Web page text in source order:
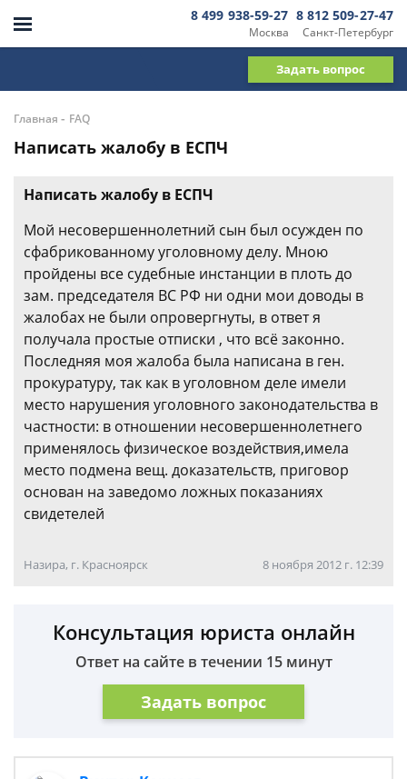
Москва
8 499 938-59-27
Санкт-Петербург
8 812 509-27-47
Задать вопрос
Главная - FAQ
Написать жалобу в ЕСПЧ
Написать жалобу в ЕСПЧ
Мой несовершеннолетний сын был осужден по
сфабрикованному уголовному делу. Мною
пройдены все судебные инстанции в плоть до
зам. председателя ВС РФ ни одни мои доводы в
жалобах не были опровергнуты, в ответ я
получала простые отписки , что всё законно.
Последняя моя жалоба была написана в ген.
прокуратуру, так как в уголовном деле имели
место нарушения уголовного законодательства в
частности: в отношении несовершеннолетнего
применялось физическое воздействия,имела
место подмена вещ. доказательств, приговор
основан на заведомо ложных показаниях
свидетелей
Назира, г. Красноярск 8 ноября 2012 г. 12:39
Консультация юриста онлайн
Ответ на сайте в течении 15 минут
Задать вопрос